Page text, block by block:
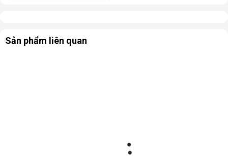
Sản phẩm liên quan